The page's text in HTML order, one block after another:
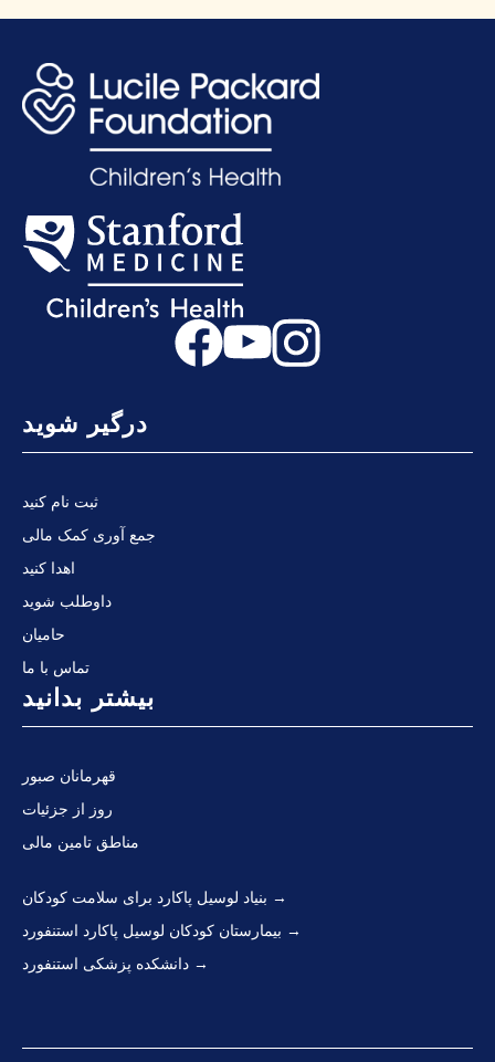
درگیر شوید
ثبت نام کنید
جمع آوری کمک مالی
اهدا کنید
داوطلب شوید
حامیان
تماس با ما
بیشتر بدانید
قهرمانان صبور
روز از جزئیات
مناطق تامین مالی